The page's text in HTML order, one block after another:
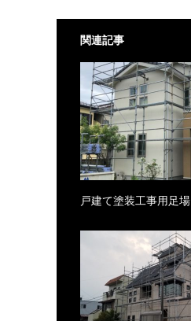
関連記事
戸建て塗装工事用足場